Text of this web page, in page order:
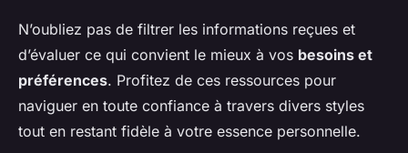
N’oubliez pas de filtrer les informations reçues et
d’évaluer ce qui convient le mieux à vos besoins et
préférences. Profitez de ces ressources pour
naviguer en toute confiance à travers divers styles
tout en restant fidèle à votre essence personnelle.